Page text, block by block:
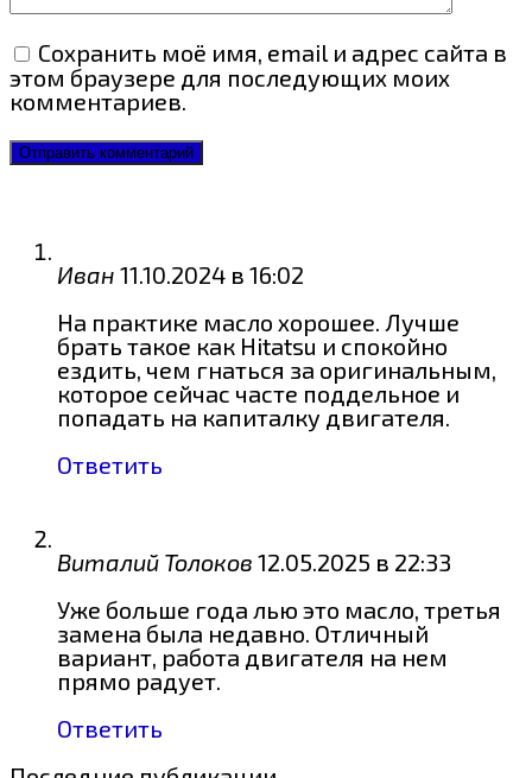
Сохранить моё имя, email и адрес сайта в
этом браузере для последующих моих
комментариев.
Иван 11.10.2024 в 16:02
На практике масло хорошее. Лучше
брать такое как Hitatsu и спокойно
ездить, чем гнаться за оригинальным,
которое сейчас часте поддельное и
попадать на капиталку двигателя.
Ответить
Виталий Толоков 12.05.2025 в 22:33
Уже больше года лью это масло, третья
замена была недавно. Отличный
вариант, работа двигателя на нем
прямо радует.
Ответить